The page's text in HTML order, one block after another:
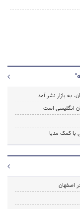
به بازار نشر آمد
انگلیسی است
با کمک مدیا
اصفهان